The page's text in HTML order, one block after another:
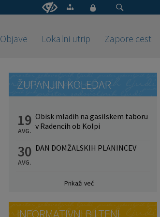
Objave Lokalni utrip Zapore cest
ŽUPANJIN KOLEDAR
19
AVG.
Obisk mladih na gasilskem taboru
v Radencih ob Kolpi
30
AVG.
DAN DOMŽALSKIH PLANINCEV
Prikaži več
INFORMATIVNI BILTENI